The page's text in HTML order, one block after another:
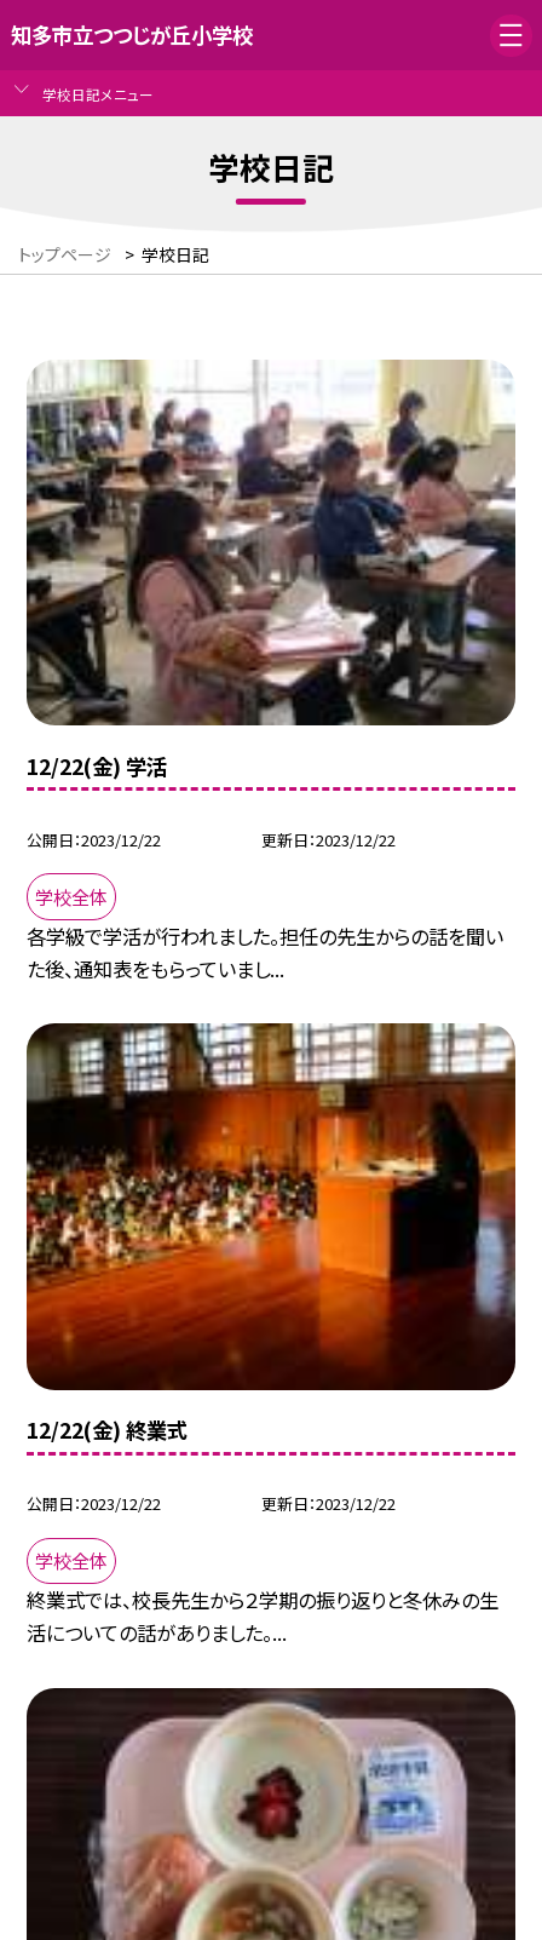
知多市立つつじが丘小学校
学校日記メニュー
学校日記
トップページ > 学校日記
12/22(金) 学活
公開日 2023/12/22 更新日 2023/12/22
学校全体
各学級で学活が行われました。担任の先生からの話を聞い
た後、通知表をもらっていまし...
12/22(金) 終業式
公開日 2023/12/22 更新日 2023/12/22
学校全体
終業式では、校長先生から２学期の振り返りと冬休みの生
活についての話がありました。...